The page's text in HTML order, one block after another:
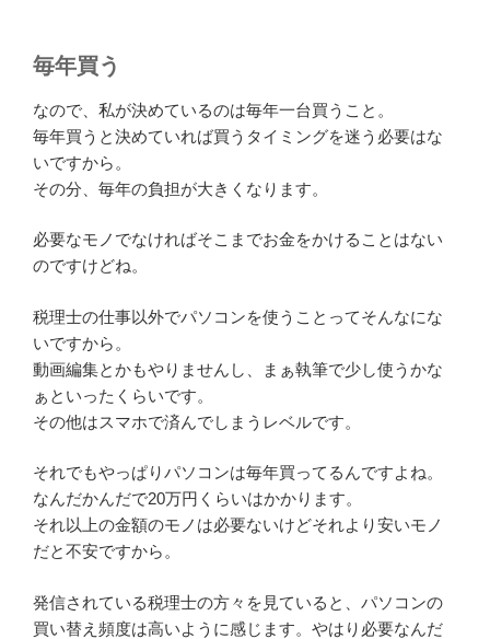
毎年買う
なので、私が決めているのは毎年一台買うこと。
毎年買うと決めていれば買うタイミングを迷う必要はな
いですから。
その分、毎年の負担が大きくなります。
必要なモノでなければそこまでお金をかけることはない
のですけどね。
税理士の仕事以外でパソコンを使うことってそんなにな
いですから。
動画編集とかもやりませんし、まぁ執筆で少し使うかな
ぁといったくらいです。
その他はスマホで済んでしまうレベルです。
それでもやっぱりパソコンは毎年買ってるんですよね。
なんだかんだで20万円くらいはかかります。
それ以上の金額のモノは必要ないけどそれより安いモノ
だと不安ですから。
発信されている税理士の方々を見ていると、パソコンの
買い替え頻度は高いように感じます。やはり必要なんだ